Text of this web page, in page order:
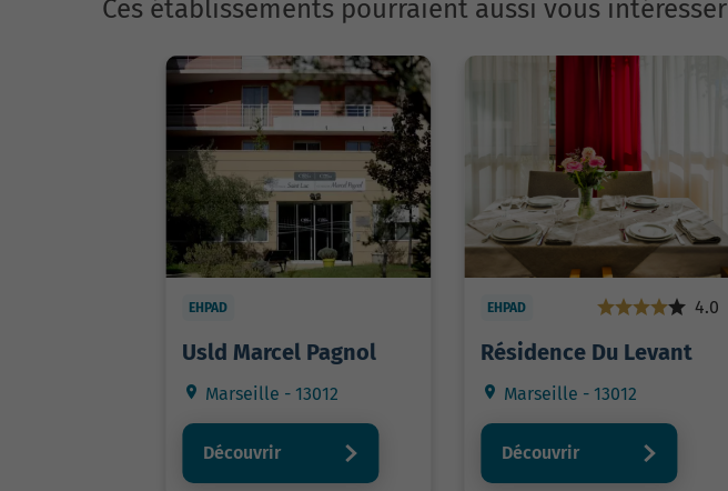
Ces établissements pourraient aussi vous intéresser
EHPAD
Usld Marcel Pagnol
Marseille - 13012
Découvrir
EHPAD 4.0
Résidence Du Levant
Marseille - 13012
Découvrir